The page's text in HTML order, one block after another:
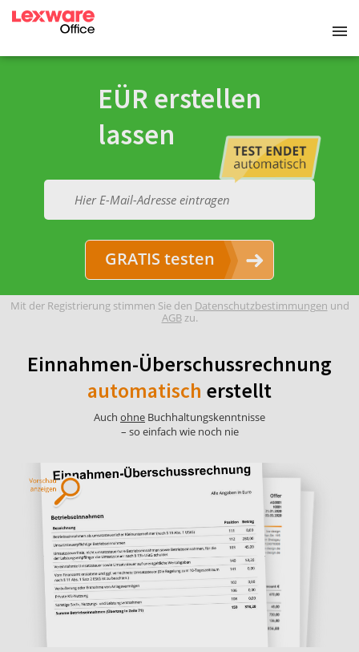
EÜR erstellen
lassen
GRATIS testen
Mit der Registrierung stimmen Sie den Datenschutzbestimmungen und
AGBzu.
Einnahmen-Überschussrechnung
automatisch erstellt
Auch ohne Buchhaltungskenntnisse
– so einfach wie noch nie